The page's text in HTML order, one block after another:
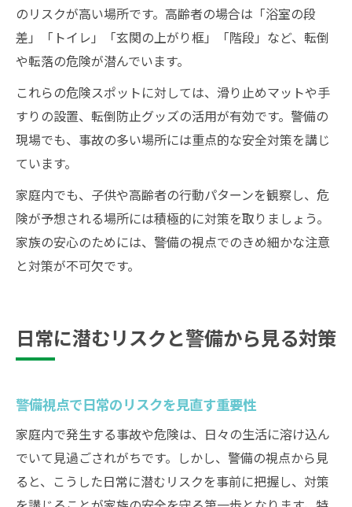
のリスクが高い場所です。高齢者の場合は「浴室の段
差」「トイレ」「玄関の上がり框」「階段」など、転倒
や転落の危険が潜んでいます。
これらの危険スポットに対しては、滑り止めマットや手
すりの設置、転倒防止グッズの活用が有効です。警備の
現場でも、事故の多い場所には重点的な安全対策を講じ
ています。
家庭内でも、子供や高齢者の行動パターンを観察し、危
険が予想される場所には積極的に対策を取りましょう。
家族の安心のためには、警備の視点でのきめ細かな注意
と対策が不可欠です。
日常に潜むリスクと警備から見る対策
警備視点で日常のリスクを見直す重要性
家庭内で発生する事故や危険は、日々の生活に溶け込ん
でいて見過ごされがちです。しかし、警備の視点から見
ると、こうした日常に潜むリスクを事前に把握し、対策